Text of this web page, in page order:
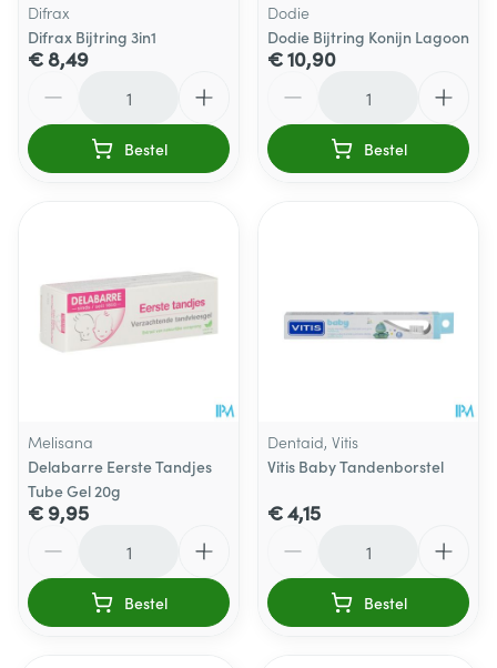
Difrax
Difrax Bijtring 3in1
€ 8,49
Bestel
Dodie
Dodie Bijtring Konijn Lagoon
€ 10,90
Bestel
Melisana
Delabarre Eerste Tandjes
Tube Gel 20g
€ 9,95
Bestel
Dentaid, Vitis
Vitis Baby Tandenborstel
€ 4,15
Bestel